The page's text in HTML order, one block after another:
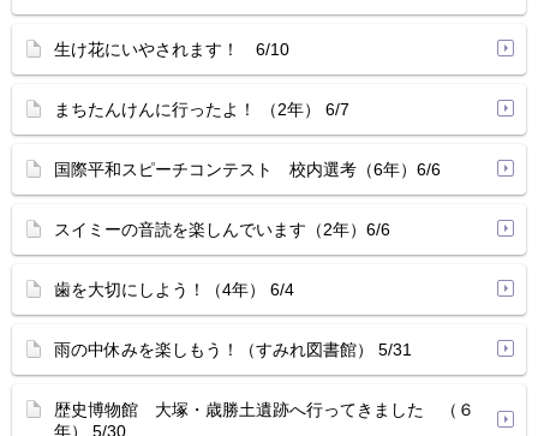
生け花にいやされます！ 6/10
まちたんけんに行ったよ！ （2年） 6/7
国際平和スピーチコンテスト 校内選考（6年）6/6
スイミーの音読を楽しんでいます（2年）6/6
歯を大切にしよう！（4年） 6/4
雨の中休みを楽しもう！（すみれ図書館） 5/31
歴史博物館 大塚・歳勝土遺跡へ行ってきました （６
年） 5/30